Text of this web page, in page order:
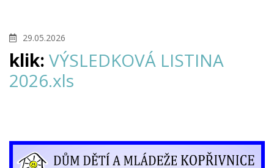
29.05.2026
klik: VÝSLEDKOVÁ LISTINA
2026.xls